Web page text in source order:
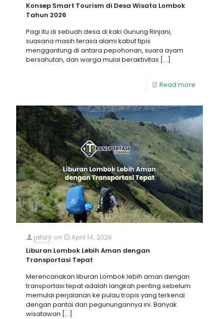
Konsep Smart Tourism di Desa Wisata Lombok
Tahun 2026
Pagi itu di sebuah desa di kaki Gunung Rinjani,
suasana masih terasa alami kabut tipis
menggantung di antara pepohonan, suara ayam
bersahutan, dan warga mulai beraktivitas […]
Read more
jafarjr on
April 14, 2026
Liburan Lombok Lebih Aman dengan
Transportasi Tepat
Merencanakan liburan Lombok lebih aman dengan
transportasi tepat adalah langkah penting sebelum
memulai perjalanan ke pulau tropis yang terkenal
dengan pantai dan pegunungannya ini. Banyak
wisatawan […]